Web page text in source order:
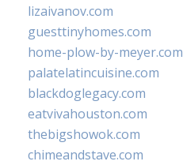
lizaivanov.com
guesttinyhomes.com
home-plow-by-meyer.com
palatelatincuisine.com
blackdoglegacy.com
eatvivahouston.com
thebigshowok.com
chimeandstave.com